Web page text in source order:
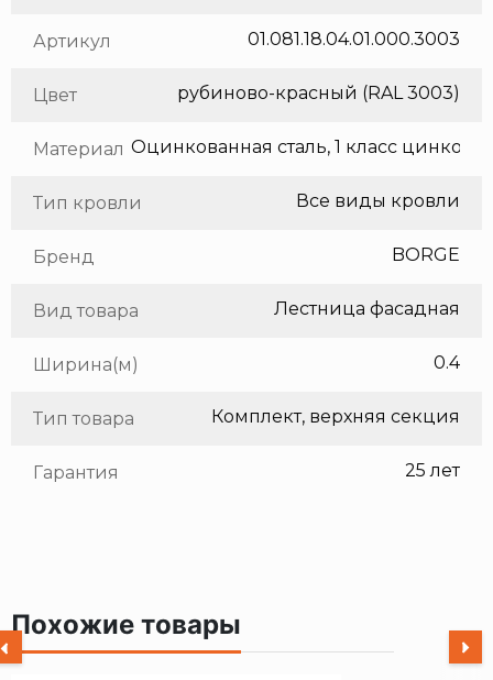
Артикул 01.081.18.04.01.000.3003
Цвет рубиново-красный (RAL 3003)
Материал
Тип кровли Все виды кровли
Бренд BORGE
Вид товара Лестница фасадная
Ширина(м) 0.4
Тип товара Комплект, верхняя секция
Гарантия 25 лет
Похожие товары